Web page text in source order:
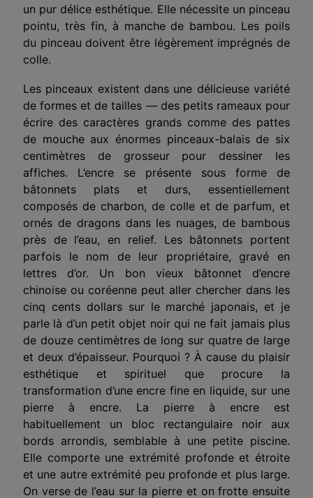
un pur délice esthétique. Elle nécessite un pinceau
pointu, très fin, à manche de bambou. Les poils
du pinceau doivent être légèrement imprégnés de
colle.
Les pinceaux existent dans une délicieuse variété
de formes et de tailles — des petits rameaux pour
écrire des caractères grands comme des pattes
de mouche aux énormes pinceaux-balais de six
centimètres de grosseur pour dessiner les
affiches. L’encre se présente sous forme de
bâtonnets plats et durs, essentiellement
composés de charbon, de colle et de parfum, et
ornés de dragons dans les nuages, de bambous
près de l’eau, en relief. Les bâtonnets portent
parfois le nom de leur propriétaire, gravé en
lettres d’or. Un bon vieux bâtonnet d’encre
chinoise ou coréenne peut aller chercher dans les
cinq cents dollars sur le marché japonais, et je
parle là d’un petit objet noir qui ne fait jamais plus
de douze centimètres de long sur quatre de large
et deux d’épaisseur. Pourquoi ? À cause du plaisir
esthétique et spirituel que procure la
transformation d’une encre fine en liquide, sur une
pierre à encre. La pierre à encre est
habituellement un bloc rectangulaire noir aux
bords arrondis, semblable à une petite piscine.
Elle comporte une extrémité profonde et étroite
et une autre extrémité peu profonde et plus large.
On verse de l’eau sur la pierre et on frotte ensuite